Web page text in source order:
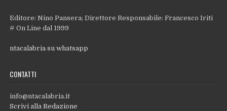
Editore: Nino Pansera; Direttore Responsabile: Francesco Iriti
# On Line dal 1999
ntacalabria su whatsapp
CONTATTI
info@ntacalabria.it
Scrivi alla Redazione